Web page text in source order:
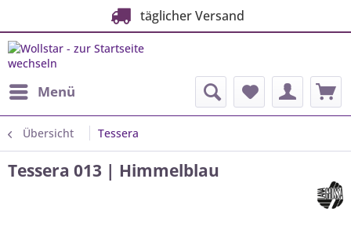
täglicher Versand
Menü
Übersicht Tessera
Tessera 013 | Himmelblau